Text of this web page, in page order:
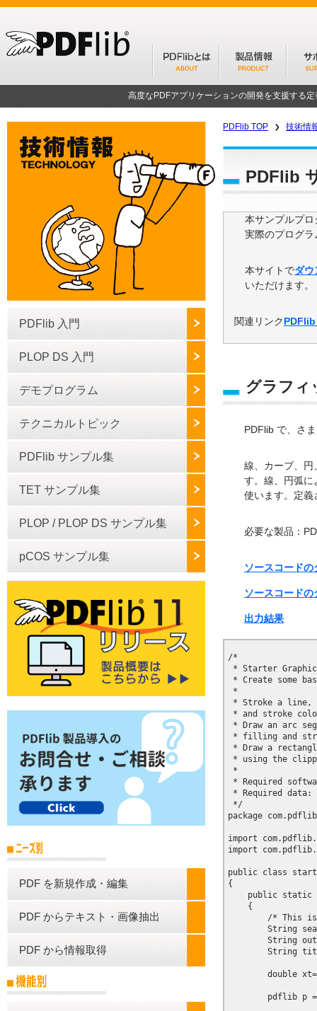
高度なPDFアプリケーションの開発を支援する
PDFlib 入門
PLOP DS 入門
デモプログラム
テクニカルトピック
PDFlib サンプル集
TET サンプル集
PLOP / PLOP DS サンプル集
pCOS サンプル集
PDF を新規作成・編集
PDF からテキスト・画像抽出
PDF から情報取得
PDFlib TOP 技術情
PDFlib
本サンプルプ
実際のプログ
本サイトでダウ
いただけます。
関連リンク
グラフィ
PDFlib で、さ
線、カーブ、円
す。線、円弧に
使います。定義
必要な製品：
ソースコード
ソースコード
出力結果
/*
* Starter
* Create some
*
* Stroke a line,
* and stroke
* Draw an arc
* filling and
* Draw a
* using the
*
* Required
* Required data:
*/
package
import
import
public class
{
public static
    {
/* This
String
String
String
double
pdflib p